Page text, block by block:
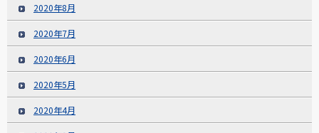
2020年8月
2020年7月
2020年6月
2020年5月
2020年4月